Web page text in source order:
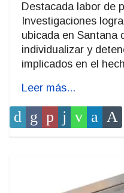
Destacada labor de
Investigaciones
ubicada en Santana
individualizar y
implicados en el
Leer más...